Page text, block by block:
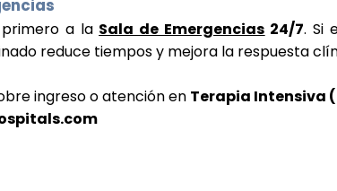
a la Sala de Emergencias 24/7. Si
reduce tiempos y mejora la respuesta
ingreso o atención en Terapia Intensiva